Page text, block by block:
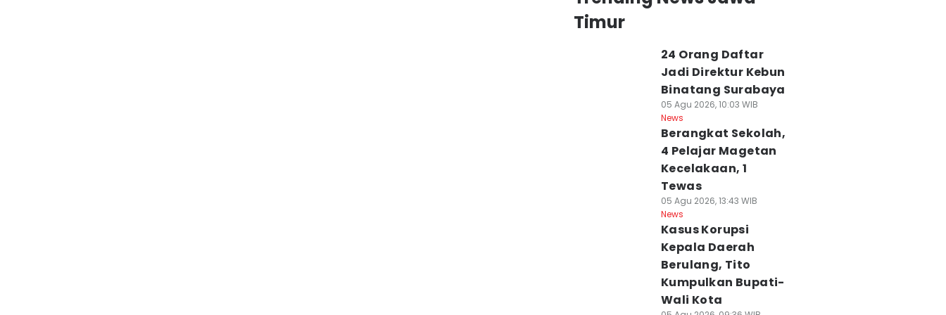
Timur
24 Orang Daftar
Jadi Direktur Kebun
Binatang Surabaya
05 Agu 2026, 10:03 WIB
News
Berangkat Sekolah,
4 Pelajar Magetan
Kecelakaan, 1
Tewas
05 Agu 2026, 13:43 WIB
News
Kasus Korupsi
Kepala Daerah
Berulang, Tito
Kumpulkan Bupati-
Wali Kota